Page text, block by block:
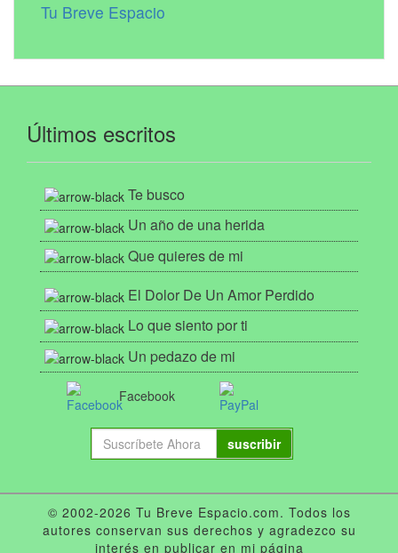
Tu Breve Espacio
Últimos escritos
Te busco
Un año de una herida
Que quieres de mi
El Dolor De Un Amor Perdido
Lo que siento por ti
Un pedazo de mi
Facebook
suscribir
© 2002-2026 Tu Breve Espacio.com. Todos los
autores conservan sus derechos y agradezco su
interés en publicar en mi página